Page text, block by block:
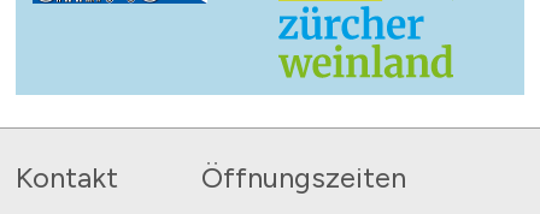
Footer
Kontakt Öffnungszeiten